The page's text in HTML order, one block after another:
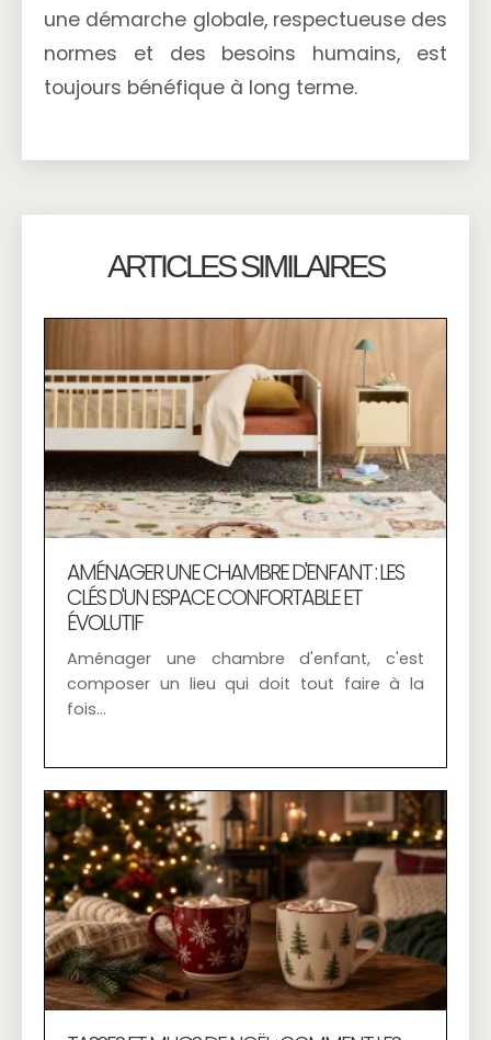
une démarche globale, respectueuse des
normes et des besoins humains, est
toujours bénéfique à long terme.
ARTICLES SIMILAIRES
AMÉNAGER UNE CHAMBRE D'ENFANT : LES
CLÉS D'UN ESPACE CONFORTABLE ET
ÉVOLUTIF
Aménager une chambre d'enfant, c'est
composer un lieu qui doit tout faire à la
fois…